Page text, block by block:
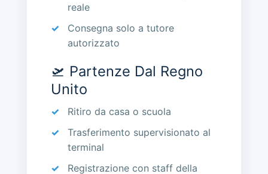
reale
Consegna solo a tutore
autorizzato
🛫 Partenze Dal Regno
Unito
Ritiro da casa o scuola
Trasferimento supervisionato al
terminal
Registrazione con staff della